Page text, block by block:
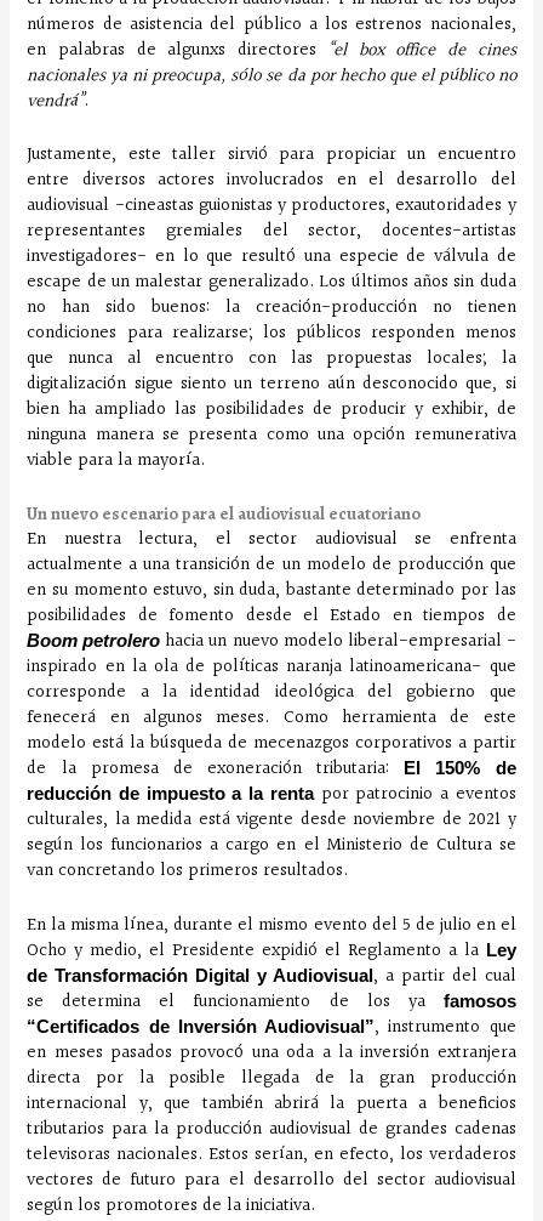
números de asistencia del público a los estrenos nacionales,
en palabras de algunxs directores “el box office de cines
nacionales ya ni preocupa, sólo se da por hecho que el público no
vendrá”.
Justamente, este taller sirvió para propiciar un encuentro
entre diversos actores involucrados en el desarrollo del
audiovisual -cineastas guionistas y productores, exautoridades y
representantes gremiales del sector, docentes-artistas
investigadores- en lo que resultó una especie de válvula de
escape de un malestar generalizado. Los últimos años sin duda
no han sido buenos: la creación-producción no tienen
condiciones para realizarse; los públicos responden menos
que nunca al encuentro con las propuestas locales; la
digitalización sigue siento un terreno aún desconocido que, si
bien ha ampliado las posibilidades de producir y exhibir, de
ninguna manera se presenta como una opción remunerativa
viable para la mayoría.
Un nuevo escenario para el audiovisual ecuatoriano
En nuestra lectura, el sector audiovisual se enfrenta
actualmente a una transición de un modelo de producción que
en su momento estuvo, sin duda, bastante determinado por las
posibilidades de fomento desde el Estado en tiempos de
Boom petrolero hacia un nuevo modelo liberal-empresarial -
inspirado en la ola de políticas naranja latinoamericana- que
corresponde a la identidad ideológica del gobierno que
fenecerá en algunos meses. Como herramienta de este
modelo está la búsqueda de mecenazgos corporativos a partir
de la promesa de exoneración tributaria:
El 150% de
reducción de impuesto a la rentapor patrocinio a eventos
culturales, la medida está vigente desde noviembre de 2021 y
según los funcionarios a cargo en el Ministerio de Cultura se
van concretando los primeros resultados.
En la misma línea, durante el mismo evento del 5 de julio en el
Ocho y medio, el Presidente expidió el Reglamento a la Ley
de Transformación Digital y Audiovisual , a partir del cual
se determina el funcionamiento de los ya
famosos
“Certificados de Inversión Audiovisual”, instrumento que
en meses pasados provocó una oda a la inversión extranjera
directa por la posible llegada de la gran producción
internacional y, que también abrirá la puerta a beneficios
tributarios para la producción audiovisual de grandes cadenas
televisoras nacionales. Estos serían, en efecto, los verdaderos
vectores de futuro para el desarrollo del sector audiovisual
según los promotores de la iniciativa.